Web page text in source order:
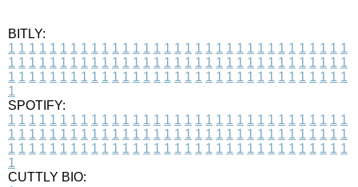
BITLY:
1 1 1 1 1 1 1 1 1 1 1 1 1 1 1 1 1 1 1 1 1 1 1 1 1 1 1 1 1 1 1 1 1
1 1 1 1 1 1 1 1 1 1 1 1 1 1 1 1 1 1 1 1 1 1 1 1 1 1 1 1 1 1 1 1 1
1 1 1 1 1 1 1 1 1 1 1 1 1 1 1 1 1 1 1 1 1 1 1 1 1 1 1 1 1 1 1 1 1
1
SPOTIFY:
1 1 1 1 1 1 1 1 1 1 1 1 1 1 1 1 1 1 1 1 1 1 1 1 1 1 1 1 1 1 1 1 1
1 1 1 1 1 1 1 1 1 1 1 1 1 1 1 1 1 1 1 1 1 1 1 1 1 1 1 1 1 1 1 1 1
1 1 1 1 1 1 1 1 1 1 1 1 1 1 1 1 1 1 1 1 1 1 1 1 1 1 1 1 1 1 1 1 1
1
CUTTLY BIO: